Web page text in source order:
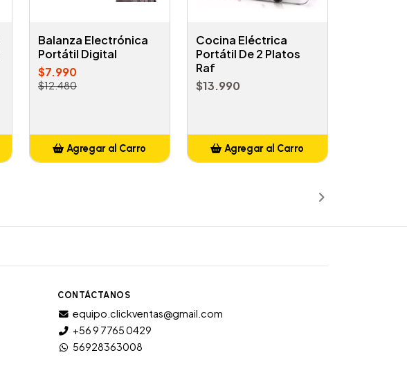
Balanza Electrónica
Portátil Digital
$7.990
$12.480
Agregar al Carro
Cocina Eléctrica
Portátil De 2 Platos
Raf
$13.990
Agregar al Carro
CONTÁCTANOS
equipo.clickventas@gmail.com
+56 9 7765 0429
56928363008